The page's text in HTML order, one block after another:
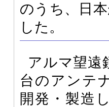
のうち、日
した。
アルマ望遠
台のアンテ
開発・製造